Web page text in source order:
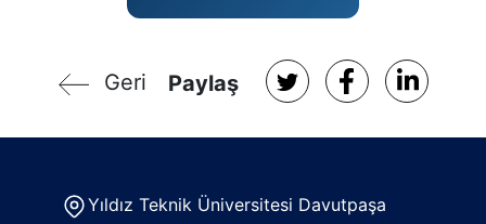
Geri Paylaş
Yıldız Teknik Üniversitesi Davutpaşa